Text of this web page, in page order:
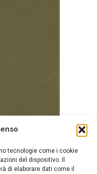
tecnologie come i cookie
del dispositivo. Il
di elaborare dati come il